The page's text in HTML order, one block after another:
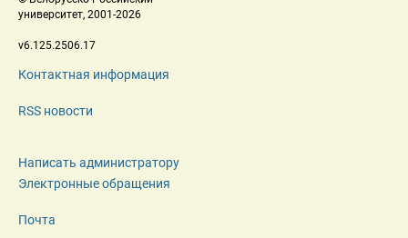
университет, 2001-2026
v6.125.2506.17
Контактная информация
RSS новости
Написать администратору
Электронные обращения
Почта